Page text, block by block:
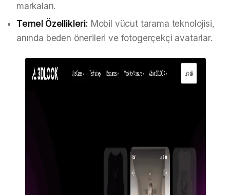
markaları.
Temel Özellikleri: Mobil vücut tarama teknolojisi,
anında beden önerileri ve fotogerçekçi avatarlar.